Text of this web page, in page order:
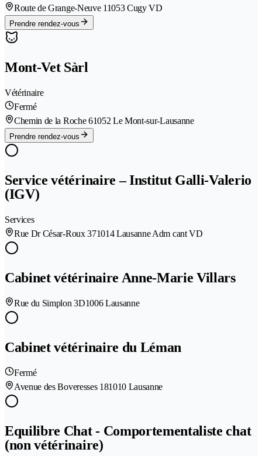
Route de Grange-Neuve 11053 Cugy VD
Prendre rendez-vous
Mont-Vet Sàrl
Vétérinaire
Fermé
Chemin de la Roche 61052 Le Mont-sur-Lausanne
Prendre rendez-vous
Service vétérinaire – Institut Galli-Valerio
(IGV)
Services
Rue Dr César-Roux 371014 Lausanne Adm cant VD
Cabinet vétérinaire Anne-Marie Villars
Rue du Simplon 3D1006 Lausanne
Cabinet vétérinaire du Léman
Fermé
Avenue des Boveresses 181010 Lausanne
Equilibre Chat - Comportementaliste chat
(non vétérinaire)